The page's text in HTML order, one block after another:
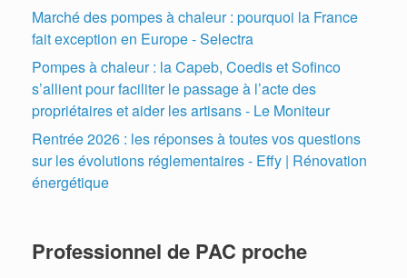
Marché des pompes à chaleur : pourquoi la France
fait exception en Europe - Selectra
Pompes à chaleur : la Capeb, Coedis et Sofinco
s’allient pour faciliter le passage à l’acte des
propriétaires et aider les artisans - Le Moniteur
Rentrée 2026 : les réponses à toutes vos questions
sur les évolutions réglementaires - Effy | Rénovation
énergétique
Professionnel de PAC proche